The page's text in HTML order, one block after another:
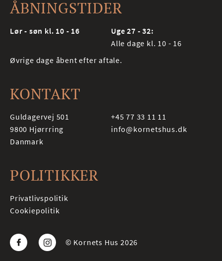
ÅBNINGSTIDER
Lør - søn kl. 10 - 16
Uge 27 - 32:
Alle dage kl. 10 - 16
Øvrige dage åbent efter aftale.
KONTAKT
Guldagervej 501
9800 Hjørrring
Danmark
+45 77 33 11 11
info@kornetshus.dk
POLITIKKER
Privatlivspolitik
Cookiepolitik
© Kornets Hus 2026